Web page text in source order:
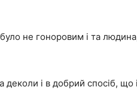
було не гоноровим і та
і в добрий спосіб, що і